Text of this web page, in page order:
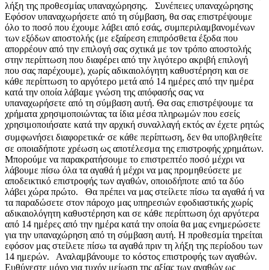
λήξη της προθεσμίας υπαναχώρησης. Συνέπειες υπαναχώρησης
Εφόσον υπαναχωρήσετε από τη σύμβαση, θα σας επιστρέψουμε
όλο το ποσό που έχουμε λάβει από εσάς, συμπεριλαμβανομένων
των εξόδων αποστολής (με εξαίρεση επιπρόσθετα έξοδα που
απορρέουν από την επιλογή σας σχτικά με τον τρόπο αποστολής
στην περίπτωση που διαφέρει από την λιγότερο ακριβή επιλογή
που σας παρέχουμε), χωρίς αδικαιολόγητη καθυστέρηση και σε
κάθε περίπτωση το αργότερο μετά από 14 ημέρες από την ημέρα
κατά την οποία λάβαμε γνώση της απόφασής σας να
υπαναχωρήσετε από τη σύμβαση αυτή. Θα σας επιστρέψουμε τα
χρήματα χρησιμοποιώντας τα ίδια μέσα πληρωμών που εσείς
χρησιμοποιήσατε κατά την αρχική συναλλαγή εκτός αν έχετε ρητώς
συμφωνήσει διαφορετικά⸱ σε κάθε περίπτωση, δεν θα υποβληθείτε
σε οποιαδήποτε χρέωση ως αποτέλεσμα της επιστροφής χρημάτων.
Μπορούμε να παρακρατήσουμε το επιστρεπτέο ποσό μέχρι να
λάβουμε πίσω όλα τα αγαθά ή μέχρι να μας προμηθεύσετε με
αποδεικτικό επιστροφής των αγαθών, οποιοδήποτε από τα δύο
λάβει χώρα πρώτο. Θα πρέπει να μας στείλετε πίσω τα αγαθά ή να
τα παραδώσετε στον πάροχο μας υπηρεσιών εφοδιαστικής χωρίς
αδικαιολόγητη καθυστέρηση και σε κάθε περίπτωση όχι αργότερα
από 14 ημέρες από την ημέρα κατά την οποία θα μας ενημερώσετε
για την υπαναχώρηση από τη σύμβαση αυτή. Η προθεσμία τηρείται
εφόσον μας στείλετε πίσω τα αγαθά πριν τη λήξη της περίοδου των
14 ημερών. Αναλαμβάνουμε το κόστος επιστροφής των αγαθών.
Ευθύνεστε μόνο για τυχόν μείωση της αξίας των αγαθών ως